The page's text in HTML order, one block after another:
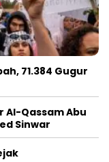
71.384 Gugur
Al-Qassam Abu
Sinwar